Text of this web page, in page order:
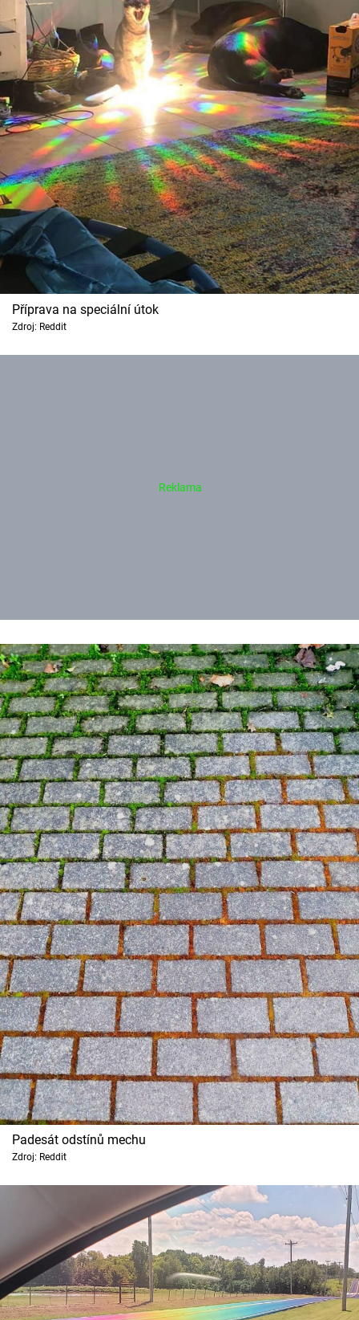
Příprava na speciální útok
Zdroj: Reddit
Padesát odstínů mechu
Zdroj: Reddit